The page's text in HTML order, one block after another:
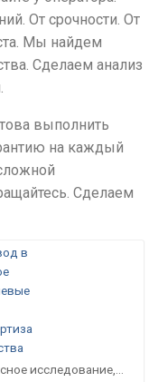
От срочности. От
Мы найдем
Сделаем анализ
выполнить
на каждый
Сделаем
исследование,…